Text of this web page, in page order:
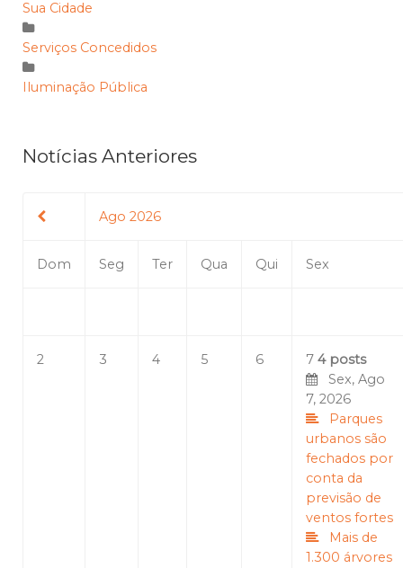
Sua Cidade
Serviços Concedidos
Iluminação Pública
Notícias Anteriores
Ago 2026
Dom Seg Ter Qua Qui Sex
2 3 4 5 6 7 4 posts
Sex, Ago
7, 2026
Parques
urbanos são
fechados por
conta da
previsão de
ventos fortes
Mais de
1.300 árvores